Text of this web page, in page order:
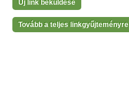
Új link beküldése
Tovább a teljes linkgyűjteményre